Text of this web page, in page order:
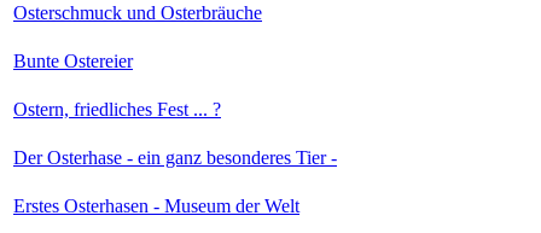
Osterschmuck und Osterbräuche
Bunte Ostereier
Ostern, friedliches Fest ... ?
Der Osterhase - ein ganz besonderes Tier -
Erstes Osterhasen - Museum der Welt